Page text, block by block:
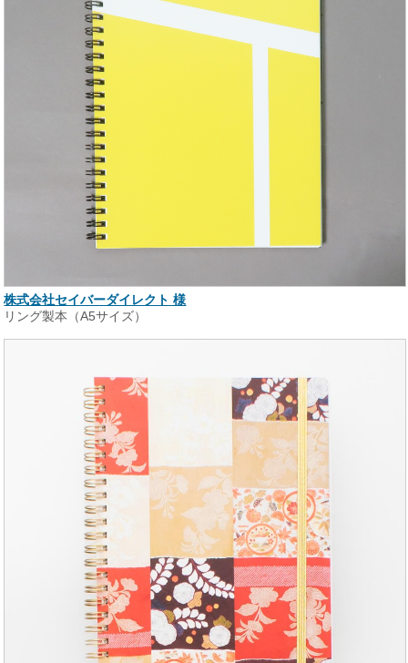
株式会社セイバーダイレクト 様
リング製本（A5サイズ）